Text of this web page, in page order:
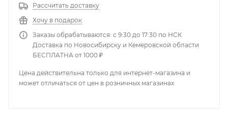
Рассчитать доставку
Хочу в подарок
Заказы обрабатываются: с 9:30 до 17:30 по НСК
Доставка по Новосибирску и Кемеровской области
БЕСПЛАТНА от 1000 ₽
Цена действительна только для интернет-магазина и
может отличаться от цен в розничных магазинах